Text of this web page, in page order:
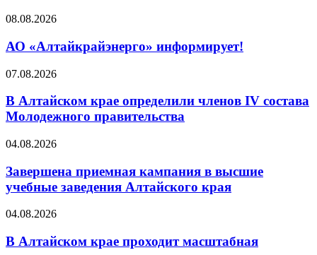
08.08.2026
АО «Алтайкрайэнерго» информирует!
07.08.2026
В Алтайском крае определили членов IV состава
Молодежного правительства
04.08.2026
Завершена приемная кампания в высшие
учебные заведения Алтайского края
04.08.2026
В Алтайском крае проходит масштабная